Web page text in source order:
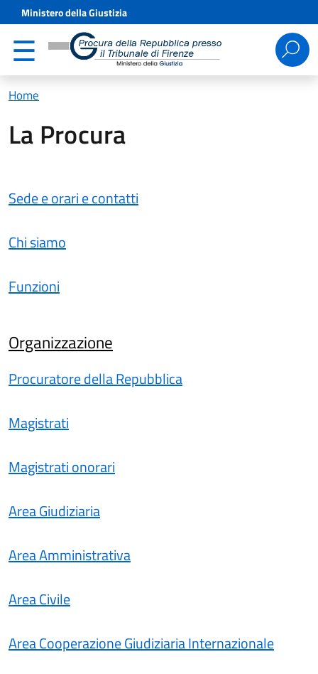
Ministero della Giustizia
Ricerca
per:
Home
La Procura
Sede e orari e contatti
Chi siamo
Funzioni
Organizzazione
Procuratore della Repubblica
Magistrati
Magistrati onorari
Area Giudiziaria
Area Amministrativa
Area Civile
Area Cooperazione Giudiziaria Internazionale